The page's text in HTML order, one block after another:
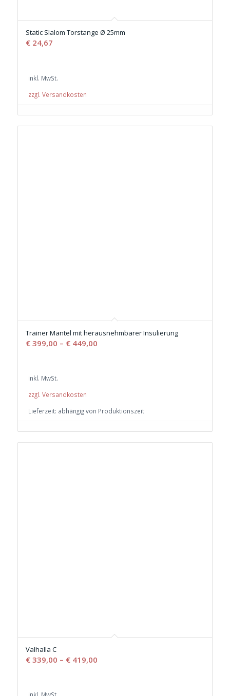
Static Slalom Torstange Ø 25mm
€24,67
inkl. MwSt.
zzgl. Versandkosten
Trainer Mantel mit herausnehmbarer Insulierung
€399,00 – €449,00
inkl. MwSt.
zzgl. Versandkosten
Lieferzeit: abhängig von Produktionszeit
Valhalla C
€339,00 – €419,00